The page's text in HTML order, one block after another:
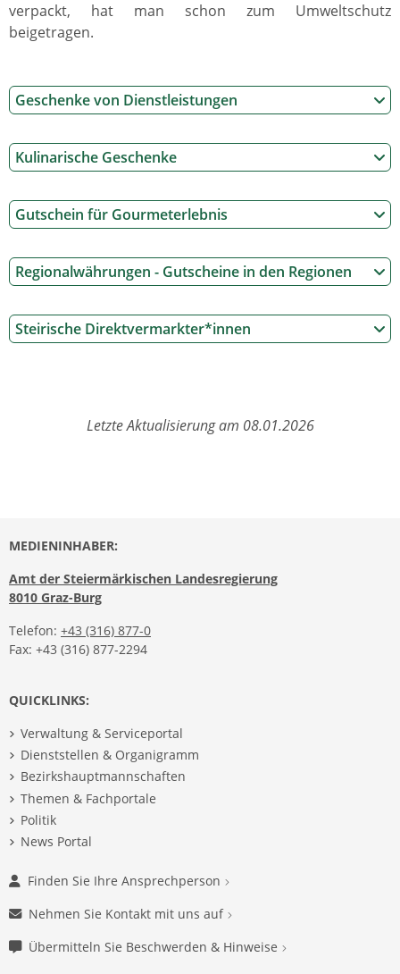
verpackt, hat man schon zum Umweltschutz
beigetragen.
Geschenke von Dienstleistungen
Kulinarische Geschenke
Gutschein für Gourmeterlebnis
Regionalwährungen - Gutscheine in den Regionen
Steirische Direktvermarkter*innen
Letzte Aktualisierung am 08.01.2026
MEDIENINHABER:
Amt der Steiermärkischen Landesregierung
8010 Graz-Burg
Telefon: +43 (316) 877-0
Fax: +43 (316) 877-2294
QUICKLINKS:
Verwaltung & Serviceportal
Dienststellen & Organigramm
Bezirkshauptmannschaften
Themen & Fachportale
Politik
News Portal
Finden Sie Ihre Ansprechperson
Nehmen Sie Kontakt mit uns auf
Übermitteln Sie Beschwerden & Hinweise